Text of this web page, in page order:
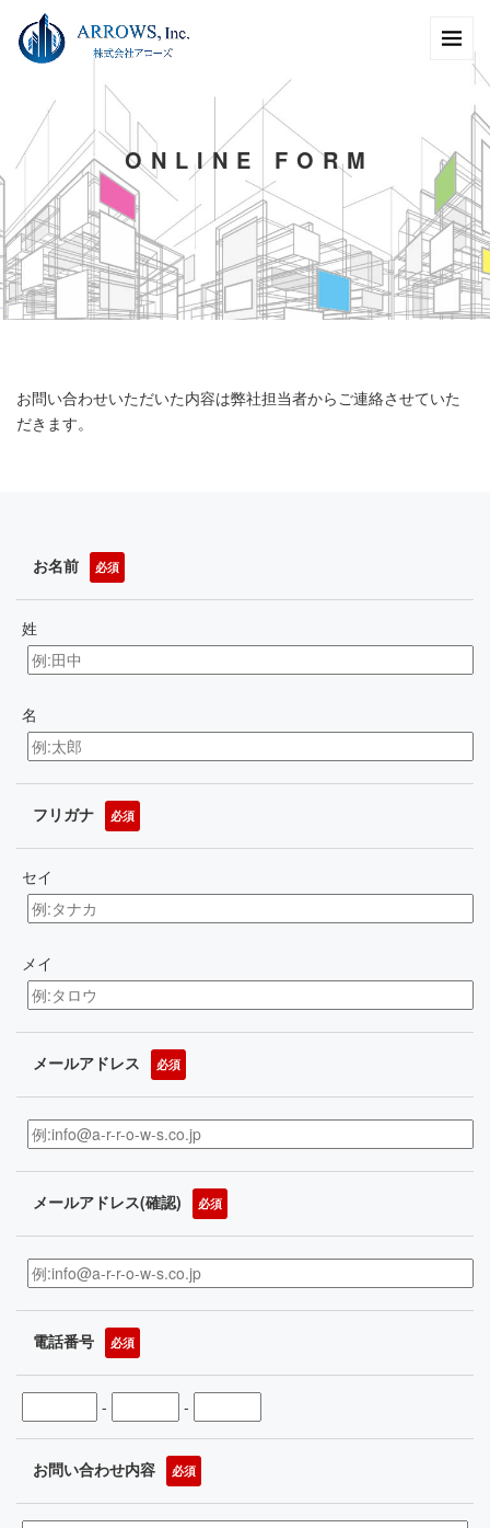
ON LIN E F ORM
お問い合わせいただいた内容は弊社担当者からご連絡させていた
だきます。
お名前 必須
姓
名
フリガナ 必須
セイ
メイ
メールアドレス 必須
メールアドレス(確認) 必須
電話番号 必須
- -
お問い合わせ内容 必須